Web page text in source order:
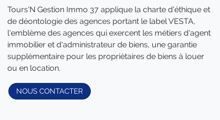
Tours'N Gestion Immo 37 applique la charte d'éthique et
de déontologie des agences portant le label VESTA,
l'emblème des agences qui exercent les métiers d'agent
immobilier et d'administrateur de biens, une garantie
supplémentaire pour les propriétaires de biens à louer
ou en location.
NOUS CONTACTER